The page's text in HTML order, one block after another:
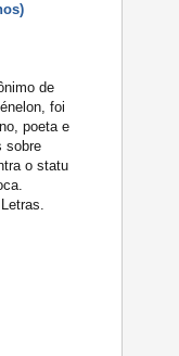
de
foi
poeta e
sobre
o statu